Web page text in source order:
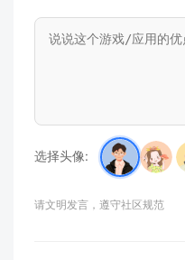
选择头像:
请文明发言，遵守社区规范